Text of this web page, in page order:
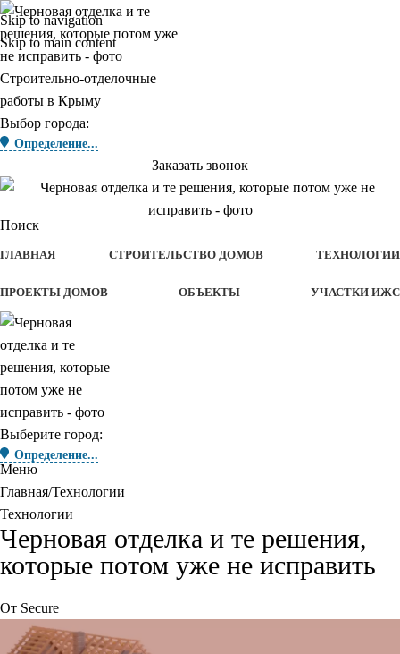
Skip to navigation
Skip to main content
Строительно-отделочные
работы в Крыму
Выбор города:
Определение...
Заказать звонок
Поиск
ГЛАВНАЯ СТРОИТЕЛЬСТВО ДОМОВ ТЕХНОЛОГИИ
ПРОЕКТЫ ДОМОВ ОБЪЕКТЫ УЧАСТКИ ИЖС
Выберите город:
Определение...
Меню
Главная Технологии
Технологии
Черновая отделка и те решения,
которые потом уже не исправить
От Secure